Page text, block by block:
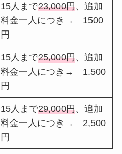
15人まで23,000円、追加
料金一人につき→ 1500
円
15人まで25,000円、追加
料金一人につき→ 1.500
円
15人まで29,000円、追加
料金一人につき→ 2,500
円